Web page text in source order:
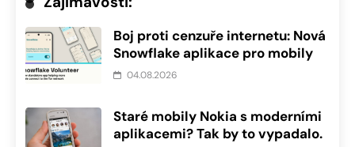
Boj proti cenzuře internetu: Nová
Snowflake aplikace pro mobily
04.08.2026
Staré mobily Nokia s moderními
aplikacemi? Tak by to vypadalo.